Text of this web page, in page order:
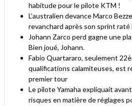
habitude pour le pilote KTM !
L'australien devance Marco
revanchard après son sprint raté
Johann Zarco perd gagne une
Bien joué, Johann.
Fabio Quartararo, seulement
qualifications calamiteuses, est
premier tour
Le pilote Yamaha expliquait
risques en matière de réglages